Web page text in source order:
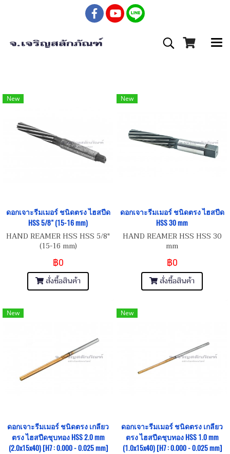
New
ดอกเจาะรีมเมอร์ ชนิดตรง ไฮสปีด
HSS 5/8" (15-16 mm)
HAND REAMER HSS HSS 5/8"
(15-16 mm)
฿0
สั่งซื้อสินค้า
New
ดอกเจาะรีมเมอร์ ชนิดตรง ไฮสปีด
HSS 30 mm
HAND REAMER HSS HSS 30
mm
฿0
สั่งซื้อสินค้า
New
ดอกเจาะรีมเมอร์ ชนิดตรง เกลียว
ตรง ไฮสปีดชุบทอง HSS 2.0 mm
(2.0x15x40) [H7 : 0.000 - 0.025 mm]
New
ดอกเจาะรีมเมอร์ ชนิดตรง เกลียว
ตรง ไฮสปีดชุบทอง HSS 1.0 mm
(1.0x15x40) [H7 : 0.000 - 0.025 mm]